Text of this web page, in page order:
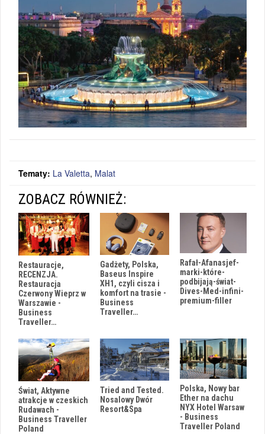
Tematy: La Valetta, Malat
ZOBACZ RÓWNIEŻ:
Restauracje,
RECENZJA.
Restauracja
Czerwony Wieprz w
Warszawie -
Business
Traveller…
Gadżety, Polska,
Baseus Inspire
XH1, czyli cisza i
komfort na trasie -
Business
Traveller…
Rafał-Afanasjef-
marki-które-
podbijają-świat-
Dives-Med-infini-
premium-filler
Świat, Aktywne
atrakcje w czeskich
Rudawach -
Business Traveller
Poland
Tried and Tested.
Nosalowy Dwór
Resort&Spa
Polska, Nowy bar
Ether na dachu
NYX Hotel Warsaw
- Business
Traveller Poland